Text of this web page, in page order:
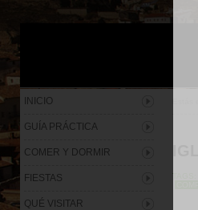
TAGS:
INICIO
GUÍA PRÁCTICA
COMER Y DORMIR
FIESTAS
QUÉ VISITAR